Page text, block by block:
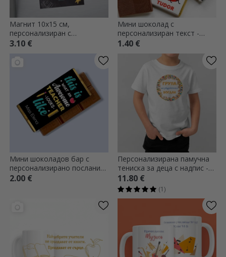
Магнит 10x15 см,
персонализиран с
фотография и текст -
3.10 €
Мини шоколад с
персонализиран текст -
Детска градина
1.40 €
Мини шоколадов бар с
персонализирано послание
за учителите
2.00 €
Персонализирана памучна
тениска за деца с надпис -
Деца
11.80 €
(1)